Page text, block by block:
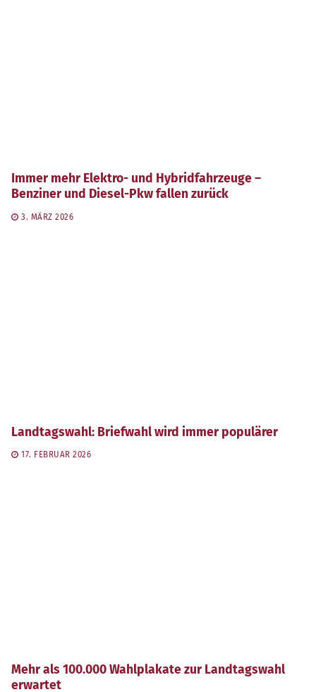
Immer mehr Elektro- und Hybridfahrzeuge –
Benziner und Diesel-Pkw fallen zurück
3. MÄRZ 2026
Landtagswahl: Briefwahl wird immer populärer
17. FEBRUAR 2026
Mehr als 100.000 Wahlplakate zur Landtagswahl
erwartet